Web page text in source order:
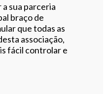
sua parceria
braço de
que todas as
associação,
fácil controlar e